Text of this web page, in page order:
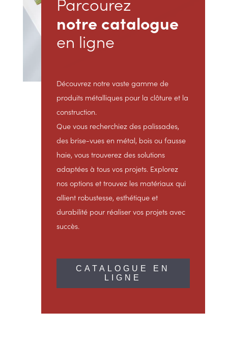
notre catalogue
en ligne
Découvrez notre vaste gamme de
produits métalliques pour la clôture et la
construction.
Que vous recherchiez des palissades,
des brise-vues en métal, bois ou fausse
haie, vous trouverez des solutions
adaptées à tous vos projets. Explorez
nos options et trouvez les matériaux qui
allient robustesse, esthétique et
durabilité pour réaliser vos projets avec
succès.
CATALOGUE EN
LIGNE